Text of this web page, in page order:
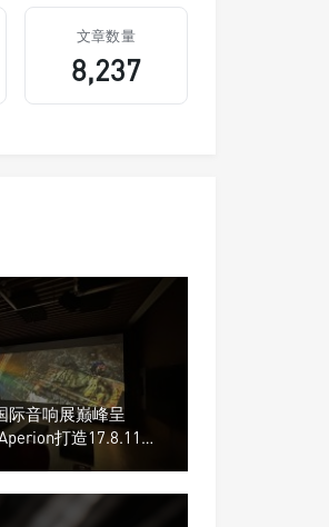
文章数量
8,237
际音响展巅峰呈
打造17.8.11声